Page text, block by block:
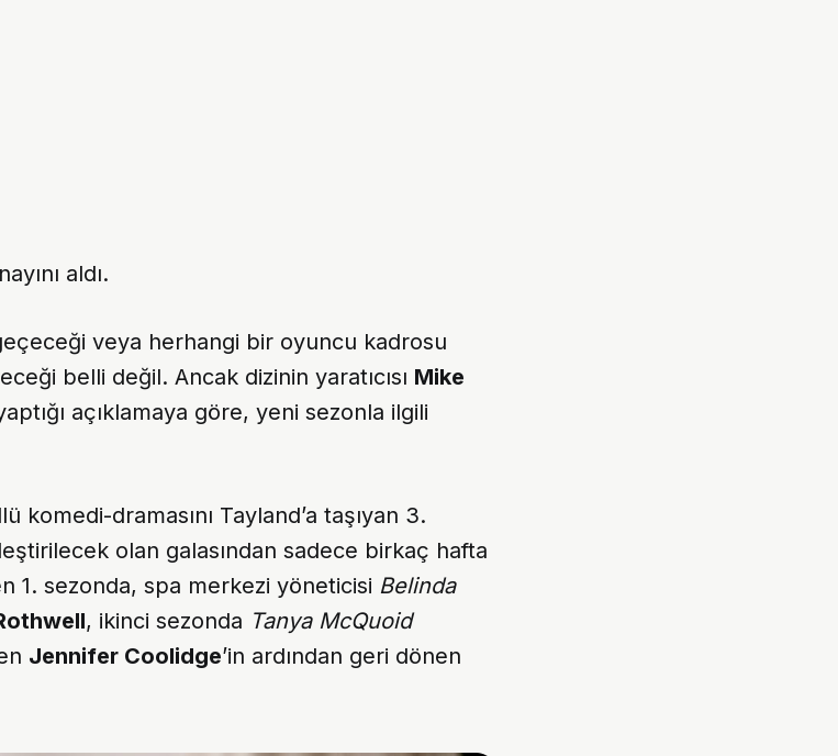
aldı.
veya herhangi bir oyuncu kadrosu
belli değil. Ancak dizinin yaratıcısı Mike
açıklamaya göre, yeni sezonla ilgili
komedi-dramasını Tayland’a taşıyan 3.
olan galasından sadece birkaç hafta
1. sezonda, spa merkezi yöneticisi Belinda
, ikinci sezonda Tanya McQuoid
Jennifer Coolidge’in ardından geri dönen